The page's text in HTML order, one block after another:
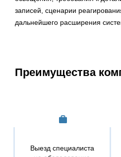
записей, сценарии
дальнейшего расширения
Преимущества
Выезд специалиста